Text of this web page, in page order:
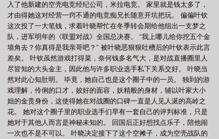
者Oo 电竞高岭之花的后花园(nph) 登录 电竞高岭之花的后花园txt百度 电
竞高岭之花的后花园by叶晓 电竞高岭之花的后花园nph作者supersonic 电竞高
岭之花的后花园全文 电竞高岭之花的后花园完结了吗 电竞高岭之花的后花园全
文txt 高冷电竞高岭之花的后花园 电竞高岭之花的后花园极乐宫 电竞高岭
之花的后花园免费阅读 电竞高岭之花的后花园(nph)gl 电竞高岭之花的后花园
在哪看 电竞高岭之花的后花园Supersonic 高岭之花娱乐圈 电竞高岭之花的
后花园by叶晓txt 电竞高岭之花的后花园(nph) 目录 (共50章) 电竞高岭之花的后
花园作者supersonic 电竞高岭之花的后花园 电竞高岭之花的后花园(nph) 作者
Oo 电竞高岭之花的后花园(nph)最新 电竞高岭之花的后花园(nph)_电竞 电
竞高岭之花的后花园(nph)supersonic3万 电竞高岭之花的后花园(nph) 电竞高
入了他新建的空壳电竞经纪公司，米拉电竞。 家里就是钱太多了，
才由得她这对经营一窍不通的电竞痴兄长随意开坑把玩。 偏偏叶钦
这次投了一大笔钱，求着叶晓帮忙在冬季转会期给他组出一支梦之
队，进军明年的《联盟对战》全国总决赛。 “我上哪儿给你挖五个金
墙角去？你真得是我亲哥吧？” 被叶晓恶狠狠吐槽后的叶钦表示此言
差矣。 叶钦虽然游戏打得菜，奈何钱多名气大，是对战直播圈里人
尽皆知的大头金主，因此他与许多职业选手私下关系交好。 叶晓当
然对此心知肚明。 毕竟，她自己也是这个圈子中的一员。 独到的游
戏理解，伶俐的口才，姣好的面容，妖精般的身材，辅以叶家大小
姐的金贵身份，这使得她在对战圈的口碑一直是人见人涎的高岭之
花。 她对这个圈子里的职业选手们早有一套自己的评判标准，只是
她对于其他人而言是神秘未知的。 回国后正好想找点乐子，陪他闹
一次也不是不可以。 叶晓决定接下了这个空摊子，成为空壳战队的